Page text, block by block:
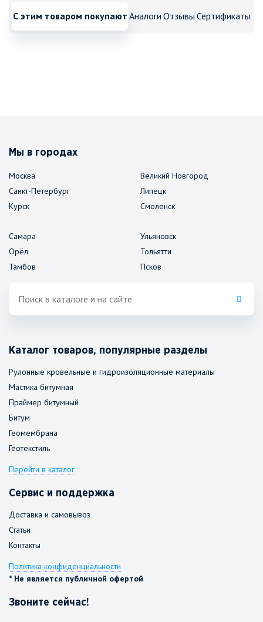
С этим товаром покупают Аналоги Отзывы Сертификаты
Мы в городах
Москва
Санкт-Петербург
Курск
Великий Новгород
Липецк
Смоленск
Самара
Орёл
Тамбов
Ульяновск
Тольятти
Псков
Каталог товаров, популярные разделы
Рулонные кровельные и гидроизоляционные материалы
Мастика битумная
Праймер битумный
Битум
Геомембрана
Геотекстиль
Перейти в каталог
Сервис и поддержка
Доставка и самовывоз
Статьи
Контакты
Политика конфиденциальности
* Не является публичной офертой
Звоните сейчас!